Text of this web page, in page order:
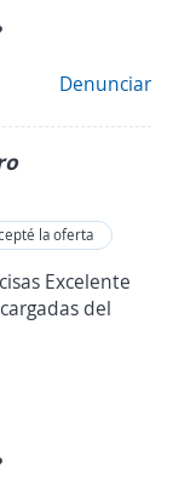
Denunciar
la oferta
Excelente
del